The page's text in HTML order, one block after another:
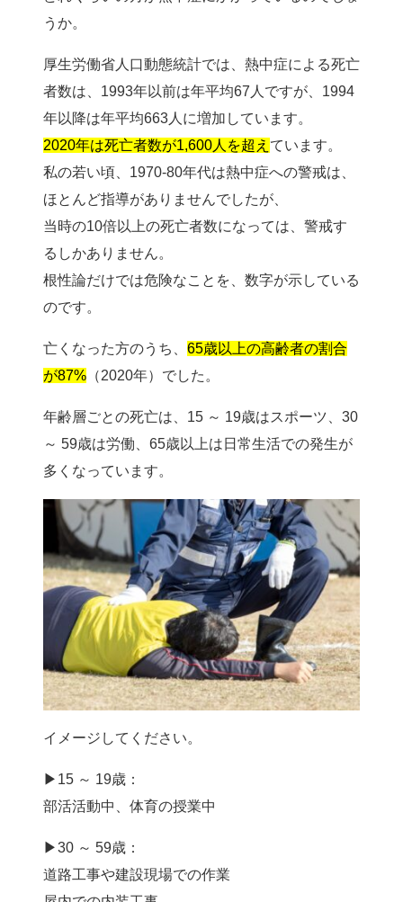
うか。
厚生労働省人口動態統計では、熱中症による死亡
者数は、1993年以前は年平均67人ですが、1994
年以降は年平均663人に増加しています。
2020年は死亡者数が1,600人を超え ています。
私の若い頃、1970-80年代は熱中症への警戒は、
ほとんど指導がありませんでしたが、
当時の10倍以上の死亡者数になっては、警戒す
るしかありません。
根性論だけでは危険なことを、数字が示している
のです。
亡くなった方のうち、 65歳以上の高齢者の割合
が87% （2020年）でした。
年齢層ごとの死亡は、15 ～ 19歳はスポーツ、30
～ 59歳は労働、65歳以上は日常生活での発生が
多くなっています。
イメージしてください。
▶15 ～ 19歳：
部活活動中、体育の授業中
▶30 ～ 59歳：
道路工事や建設現場での作業